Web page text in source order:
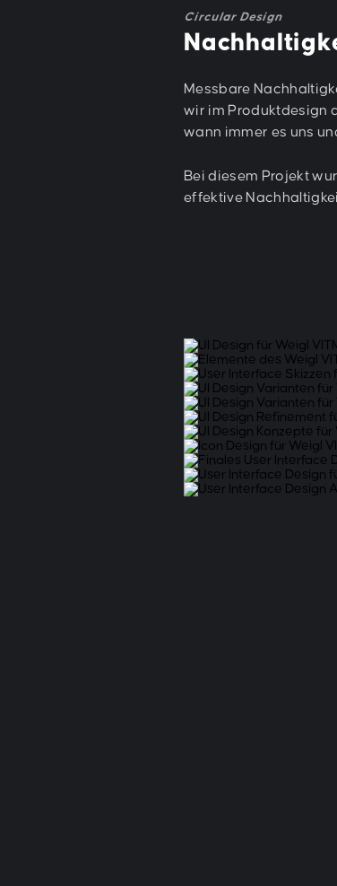
Für den Nutzer
Widgets angezeigt werden
Beispiele sind
Die Tastatur wird für
1100 mm über FOK angebracht.
Display und
angebracht. Es funktioniert in
Circular Design
Messbare
wir im Produktdesign
wann immer es uns
Bei diesem Projekt
effektive